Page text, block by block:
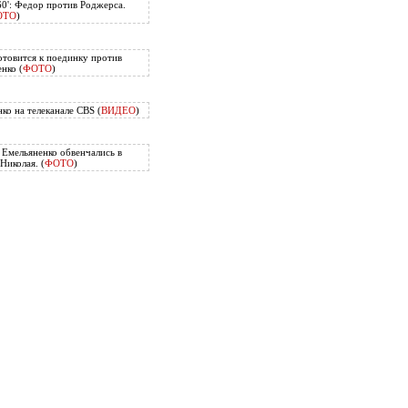
Федор против Роджерса.
)
к поединку против
(ФОТО)
на телеканале CBS (ВИДЕО)
обвенчались в
(ФОТО)